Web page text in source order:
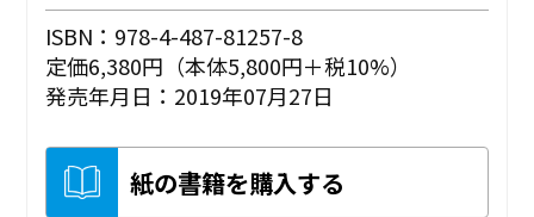
ISBN：978-4-487-81257-8
定価6,380円（本体5,800円＋税10%）
発売年月日：2019年07月27日
紙の書籍を購入する